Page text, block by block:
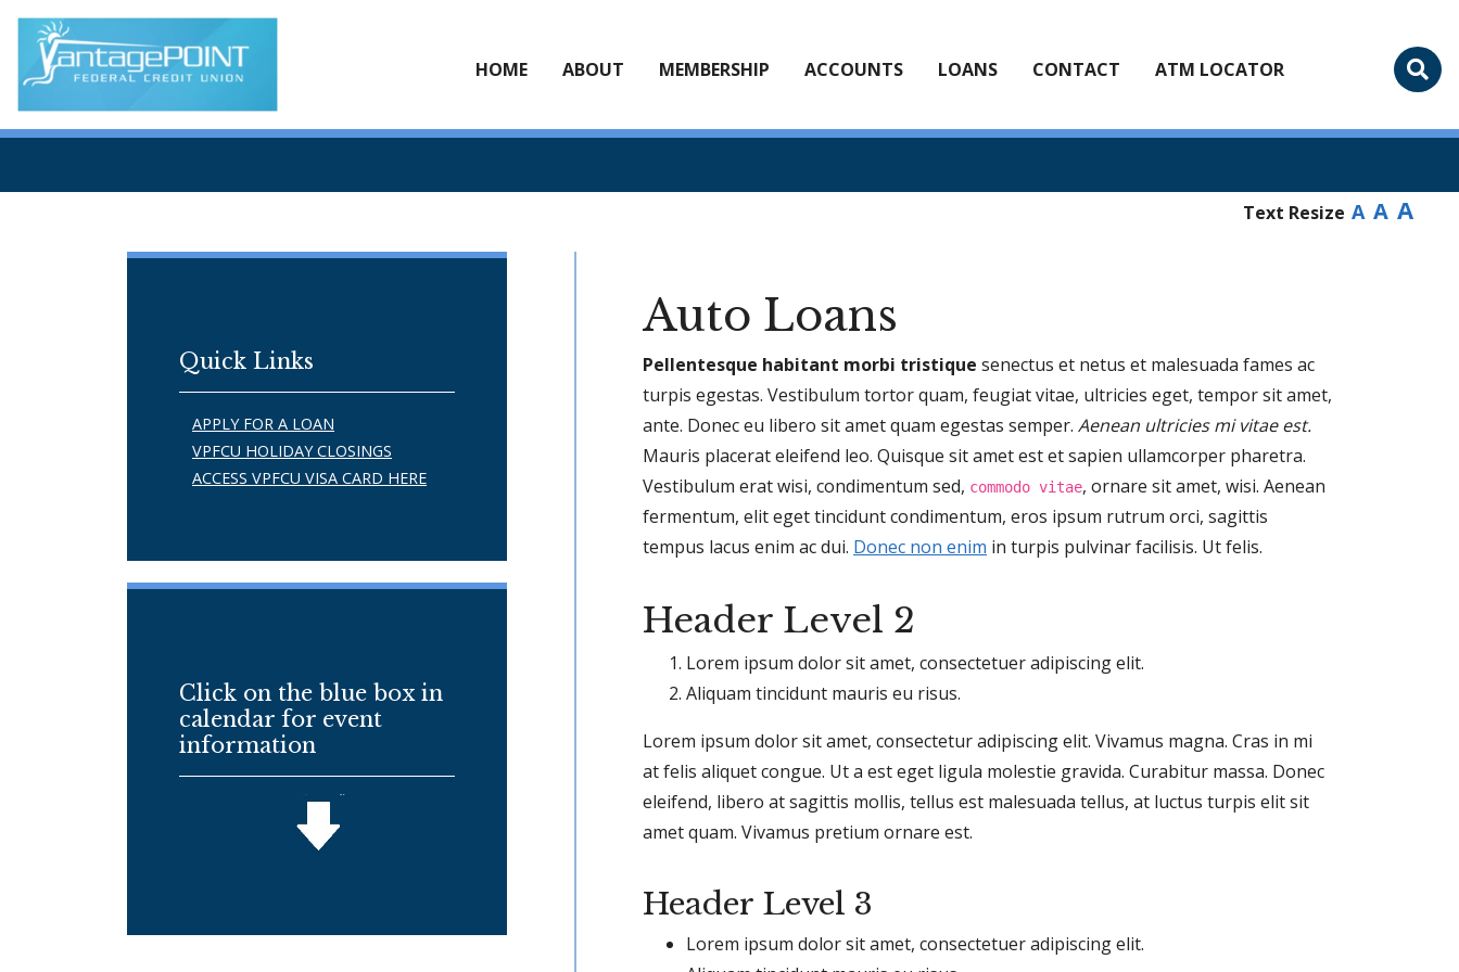
HOME ABOUT MEMBERSHIP ACCOUNTS LOANS CONTACT ATM LOCATOR
Text Resize A A A
Auto Loans
Pellentesque habitant morbi tristique senectus et netus et malesuada fames ac
turpis egestas. Vestibulum tortor quam, feugiat vitae, ultricies eget, tempor sit amet,
ante. Donec eu libero sit amet quam egestas semper. Aenean ultricies mi vitae est.
Mauris placerat eleifend leo. Quisque sit amet est et sapien ullamcorper pharetra.
Vestibulum erat wisi, condimentum sed, commodo vitae, ornare sit amet, wisi. Aenean
fermentum, elit eget tincidunt condimentum, eros ipsum rutrum orci, sagittis
tempus lacus enim ac dui. Donec non enim in turpis pulvinar facilisis. Ut felis.
Header Level 2
Lorem ipsum dolor sit amet, consectetuer adipiscing elit.
Aliquam tincidunt mauris eu risus.
Lorem ipsum dolor sit amet, consectetur adipiscing elit. Vivamus magna. Cras in mi
at felis aliquet congue. Ut a est eget ligula molestie gravida. Curabitur massa. Donec
eleifend, libero at sagittis mollis, tellus est malesuada tellus, at luctus turpis elit sit
amet quam. Vivamus pretium ornare est.
Header Level 3
Lorem ipsum dolor sit amet, consectetuer adipiscing elit.
Quick Links
APPLY FOR A LOAN
VPFCU HOLIDAY CLOSINGS
ACCESS VPFCU VISA CARD HERE
Click on the blue box in
calendar for event
information